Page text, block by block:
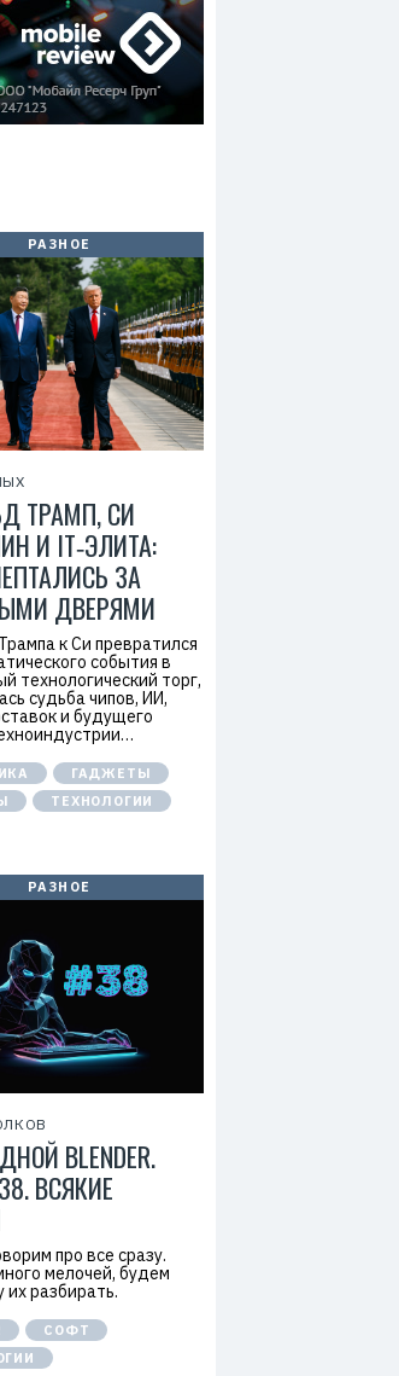
РАЗНОЕ
ТРАМП, СИ
И IT‑ЭЛИТА:
ЗА
ДВЕРЯМИ
к Си превратился
события в
технологический торг,
судьба чипов, ИИ,
и будущего
ГАДЖЕТЫ
ТЕХНОЛОГИИ
РАЗНОЕ
BLENDER.
ВСЯКИЕ
про все сразу.
мелочей, будем
их разбирать.
СОФТ